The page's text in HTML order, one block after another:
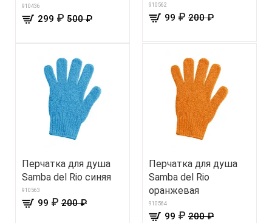
910436
299 ₽ 500 ₽
910562
99 ₽ 200 ₽
Перчатка для душа
Samba del Rio синяя
910563
99 ₽ 200 ₽
Перчатка для душа
Samba del Rio
оранжевая
910564
99 ₽ 200 ₽